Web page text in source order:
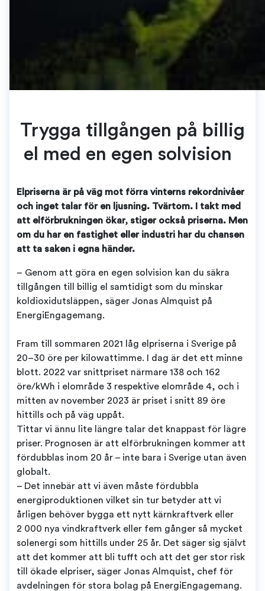
Trygga tillgången på billig
el med en egen solvision
Elpriserna är på väg mot förra vinterns rekordnivåer
och inget talar för en ljusning. Tvärtom. I takt med
att elförbrukningen ökar, stiger också priserna. Men
om du har en fastighet eller industri har du chansen
att ta saken i egna händer.
– Genom att göra en egen solvision kan du säkra
tillgången till billig el samtidigt som du minskar
koldioxidutsläppen, säger Jonas Almquist på
EnergiEngagemang.
Fram till sommaren 2021 låg elpriserna i Sverige på
20–30 öre per kilowattimme. I dag är det ett minne
blott. 2022 var snittpriset närmare 138 och 162
öre/kWh i elområde 3 respektive elområde 4, och i
mitten av november 2023 är priset i snitt 89 öre
hittills och på väg uppåt.
Tittar vi ännu lite längre talar det knappast för lägre
priser. Prognosen är att elförbrukningen kommer att
fördubblas inom 20 år – inte bara i Sverige utan även
globalt.
– Det innebär att vi även måste fördubbla
energiproduktionen vilket sin tur betyder att vi
årligen behöver bygga ett nytt kärnkraftverk eller
2 000 nya vindkraftverk eller fem gånger så mycket
solenergi som hittills under 25 år. Det säger sig självt
att det kommer att bli tufft och att det ger stor risk
till ökade elpriser, säger Jonas Almquist, chef för
avdelningen för stora bolag på EnergiEngagemang.